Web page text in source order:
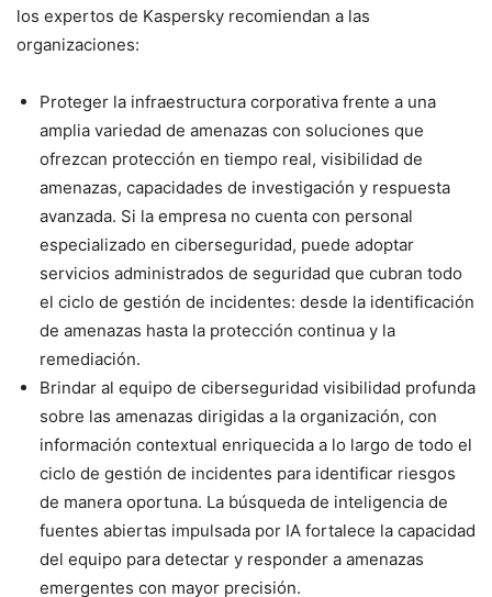
los expertos de Kaspersky recomiendan a las
organizaciones:
Proteger la infraestructura corporativa frente a una
amplia variedad de amenazas con soluciones que
ofrezcan protección en tiempo real, visibilidad de
amenazas, capacidades de investigación y respuesta
avanzada. Si la empresa no cuenta con personal
especializado en ciberseguridad, puede adoptar
servicios administrados de seguridad que cubran todo
el ciclo de gestión de incidentes: desde la identificación
de amenazas hasta la protección continua y la
remediación.
Brindar al equipo de ciberseguridad visibilidad profunda
sobre las amenazas dirigidas a la organización, con
información contextual enriquecida a lo largo de todo el
ciclo de gestión de incidentes para identificar riesgos
de manera oportuna. La búsqueda de inteligencia de
fuentes abiertas impulsada por IA fortalece la capacidad
del equipo para detectar y responder a amenazas
emergentes con mayor precisión.